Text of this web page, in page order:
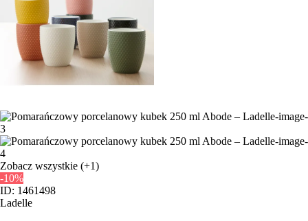
Zobacz wszystkie (+1)
-10%
ID: 1461498
Ladelle